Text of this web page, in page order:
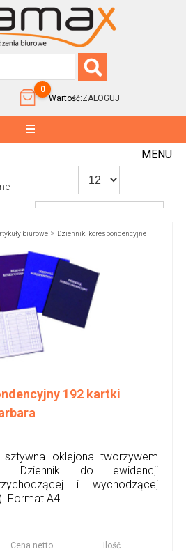
0
Wartość:ZALOGUJ
MENU
biurowe> Dzienniki korespondencyjne
192 kartki
sztywna oklejona tworzywem
Dziennik do ewidencji
i wychodzącej
Format A4.
Cena netto Ilość